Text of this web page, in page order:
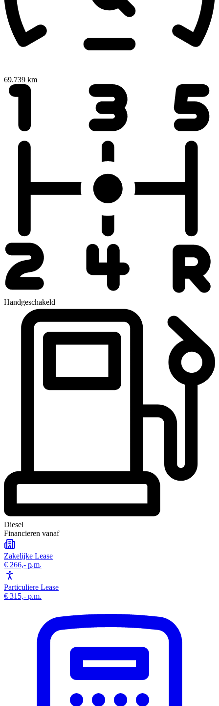
69.739 km
Handgeschakeld
Diesel
Financieren vanaf
Zakelijke Lease
€ 266,- p.m.
Particuliere Lease
€ 315,- p.m.